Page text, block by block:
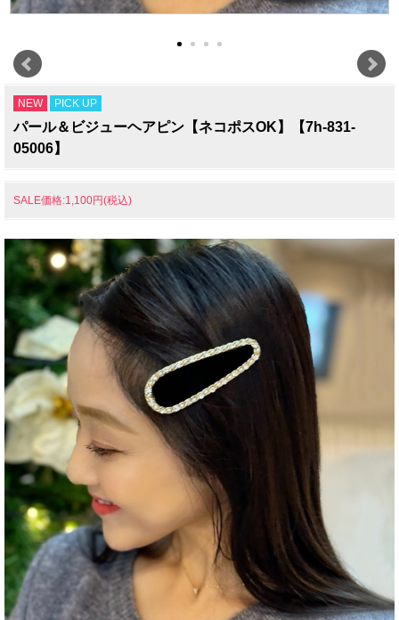
NEW PICK UP
パール＆ビジューヘアピン【ネコポスOK】【7h-831-
05006】
SALE価格:1,100円(税込)